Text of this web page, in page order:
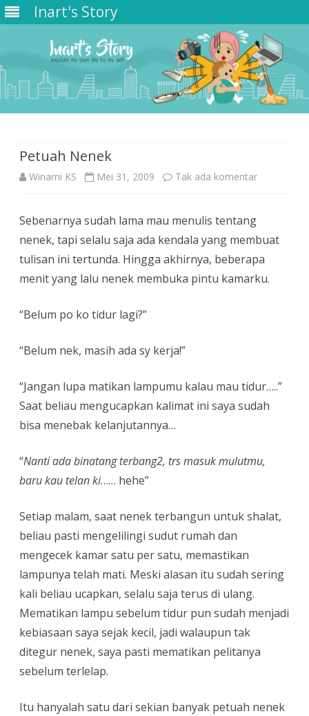
Inart's Story
Petuah Nenek
Winarni KS Mei 31, 2009 Tak ada komentarpada
Sebenarnya sudah lama mau menulis tentang
nenek, tapi selalu saja ada kendala yang membuat
tulisan ini tertunda. Hingga akhirnya, beberapa
menit yang lalu nenek membuka pintu kamarku.
“Belum po ko tidur lagi?”
“Belum nek, masih ada sy kerja!”
“Jangan lupa matikan lampumu kalau mau tidur…..”
Saat beliau mengucapkan kalimat ini saya sudah
bisa menebak kelanjutannya…
“Nanti ada binatang terbang2, trs masuk mulutmu,
baru kau telan ki…… hehe”
Setiap malam, saat nenek terbangun untuk shalat,
beliau pasti mengelilingi sudut rumah dan
mengecek kamar satu per satu, memastikan
lampunya telah mati. Meski alasan itu sudah sering
kali beliau ucapkan, selalu saja terus di ulang.
Mematikan lampu sebelum tidur pun sudah menjadi
kebiasaan saya sejak kecil, jadi walaupun tak
ditegur nenek, saya pasti mematikan pelitanya
sebelum terlelap.
Itu hanyalah satu dari sekian banyak petuah nenek